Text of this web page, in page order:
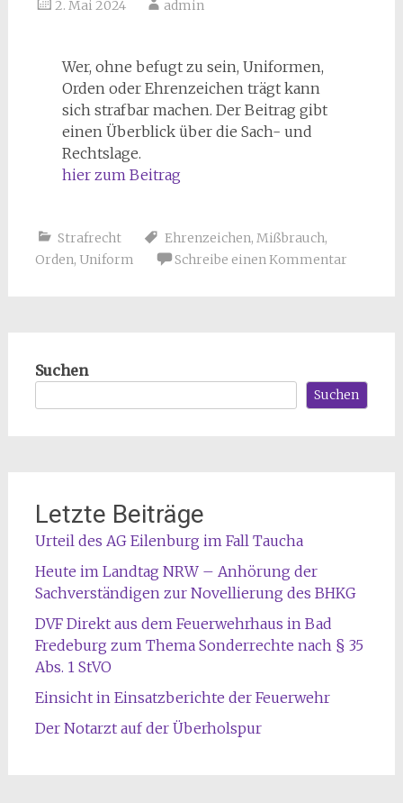
2. Mai 2024 admin
Wer, ohne befugt zu sein, Uniformen,
Orden oder Ehrenzeichen trägt kann
sich strafbar machen. Der Beitrag gibt
einen Überblick über die Sach- und
Rechtslage.
hier zum Beitrag
Strafrecht Ehrenzeichen, Mißbrauch,
Orden, Uniform Schreibe einen Kommentar
Suchen
Suchen
Letzte Beiträge
Urteil des AG Eilenburg im Fall Taucha
Heute im Landtag NRW – Anhörung der
Sachverständigen zur Novellierung des BHKG
DVF Direkt aus dem Feuerwehrhaus in Bad
Fredeburg zum Thema Sonderrechte nach § 35
Abs. 1 StVO
Einsicht in Einsatzberichte der Feuerwehr
Der Notarzt auf der Überholspur